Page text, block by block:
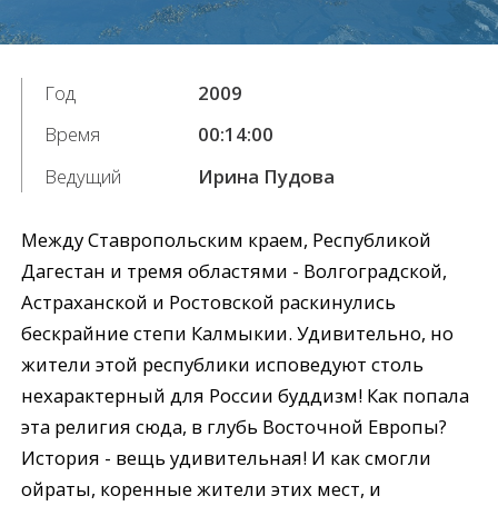
Год
2009
Время
00:14:00
Ведущий
Ирина Пудова
Между Ставропольским краем, Республикой
Дагестан и тремя областями - Волгоградской,
Астраханской и Ростовской раскинулись
бескрайние степи Калмыкии. Удивительно, но
жители этой республики исповедуют столь
нехарактерный для России буддизм! Как попала
эта религия сюда, в глубь Восточной Европы?
История - вещь удивительная! И как смогли
ойраты, коренные жители этих мест, и